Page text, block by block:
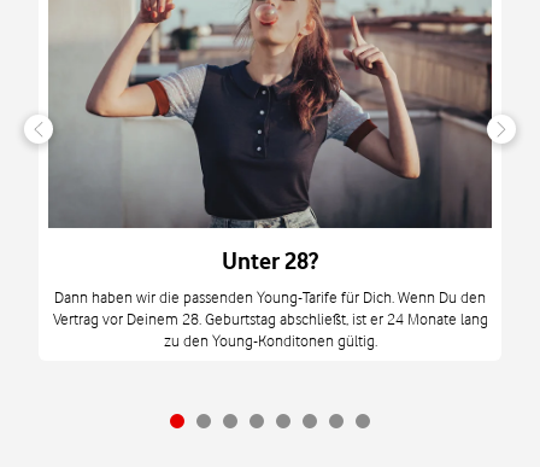
Unter 28?
Dann haben wir die passenden Young-Tarife für Dich. Wenn Du den
Vertrag vor Deinem 28. Geburtstag abschließt, ist er 24 Monate lang
zu den Young-Konditonen gültig.